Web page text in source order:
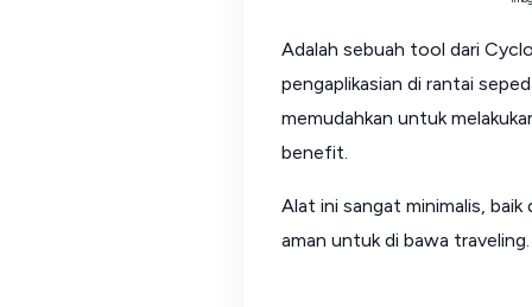
Adalah sebuah tool dari
pengaplikasian di rantai
memudahkan untuk
benefit.
Alat ini sangat minimalis,
aman untuk di bawa traveling.